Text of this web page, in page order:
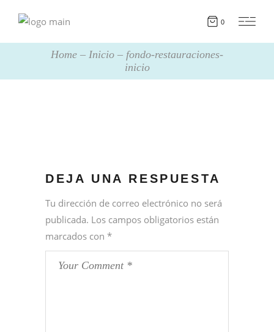
0
Home Inicio
fondo-restauraciones-
inicio
DEJA UNA RESPUESTA
Tu dirección de correo electrónico no será
publicada. Los campos obligatorios están
marcados con *